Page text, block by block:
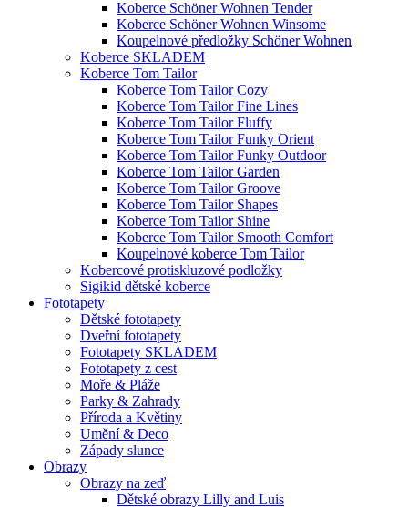
Koberce Schöner Wohnen Tender
Koberce Schöner Wohnen Winsome
Koupelnové předložky Schöner Wohnen
Koberce SKLADEM
Koberce Tom Tailor
Koberce Tom Tailor Cozy
Koberce Tom Tailor Fine Lines
Koberce Tom Tailor Fluffy
Koberce Tom Tailor Funky Orient
Koberce Tom Tailor Funky Outdoor
Koberce Tom Tailor Garden
Koberce Tom Tailor Groove
Koberce Tom Tailor Shapes
Koberce Tom Tailor Shine
Koberce Tom Tailor Smooth Comfort
Koupelnové koberce Tom Tailor
Kobercové protiskluzové podložky
Sigikid dětské koberce
Fototapety
Dětské fototapety
Dveřní fototapety
Fototapety SKLADEM
Fototapety z cest
Moře & Pláže
Parky & Zahrady
Příroda a Květiny
Umění & Deco
Západy slunce
Obrazy
Obrazy na zeď
Dětské obrazy Lilly and Luis